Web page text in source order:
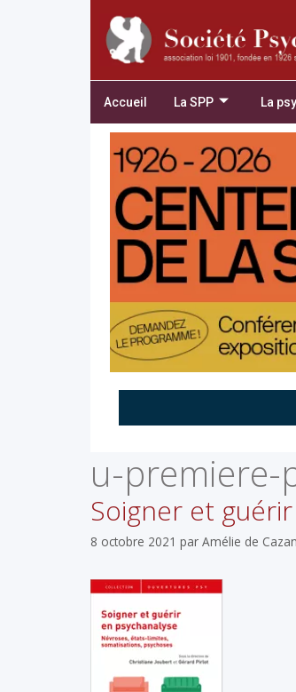
Accueil La SPP La
u-premiere-
Soigner et
8 octobre 2021 par Amélie de